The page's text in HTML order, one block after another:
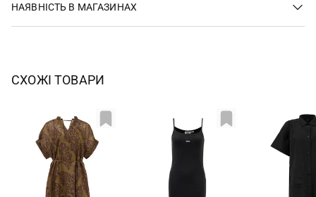
НАЯВНІСТЬ В МАГАЗИНАХ
СХОЖІ ТОВАРИ